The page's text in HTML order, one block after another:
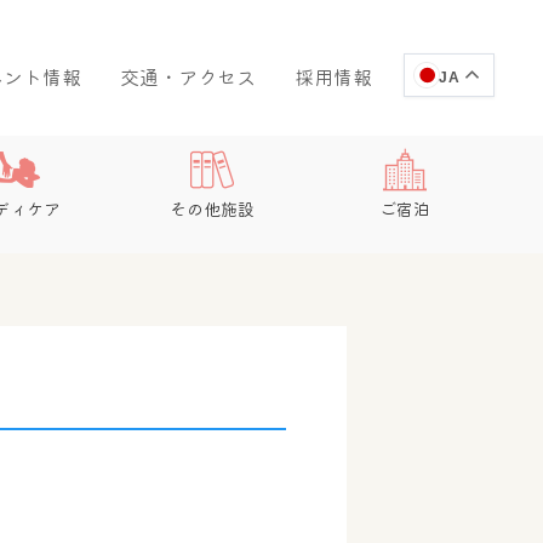
ント情報 交通・アクセス 採用情報 JA
ィケア その他施設 ご宿泊